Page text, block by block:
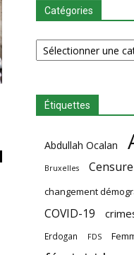
Catégories
Catégories
Étiquettes
Abdullah Ocalan
Bruxelles Censure
changement
COVID-19
Erdogan FDS